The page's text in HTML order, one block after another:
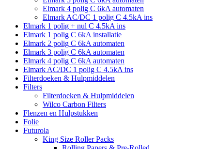
Elmark 4 polig C 6kA automaten
Elmark AC/DC 1 polig C 4.5kA ins
Elmark 1 polig + nul C 4.5kA ins
Elmark 1 polig C 6kA installatie
Elmark 2 polig C 6kA automaten
Elmark 3 polig C 6kA automaten
Elmark 4 polig C 6kA automaten
Elmark AC/DC 1 polig C 4.5kA ins
Filterdoeken & Hulpmiddelen
Filters
Filterdoeken & Hulpmiddelen
Wilco Carbon Filters
Flenzen en Hulpstukken
Folie
Futurola
King Size Roller Packs